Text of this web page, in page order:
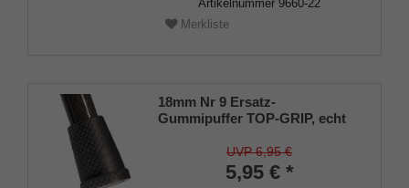
Artikelnummer 9660-22
Merkliste
18mm Nr 9 Ersatz-
Gummipuffer TOP-GRIP, echt
UVP 6,95 €
5,95 € *